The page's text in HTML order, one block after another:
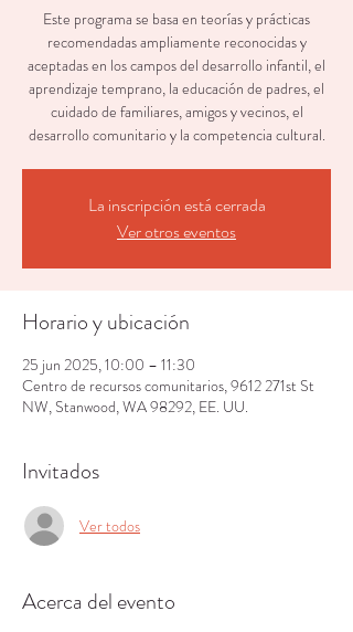
Este programa se basa en teorías y prácticas
recomendadas ampliamente reconocidas y
aceptadas en los campos del desarrollo infantil, el
aprendizaje temprano, la educación de padres, el
cuidado de familiares, amigos y vecinos, el
desarrollo comunitario y la competencia cultural.
La inscripción está cerrada
Ver otros eventos
Horario y ubicación
25 jun 2025, 10:00 – 11:30
Centro de recursos comunitarios, 9612 271st St
NW, Stanwood, WA 98292, EE. UU.
Invitados
Ver todos
Acerca del evento